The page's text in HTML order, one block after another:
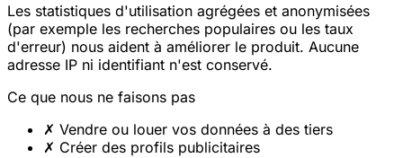
Les statistiques d'utilisation agrégées et anonymisées
(par exemple les recherches populaires ou les taux
d'erreur) nous aident à améliorer le produit. Aucune
adresse IP ni identifiant n'est conservé.
Ce que nous ne faisons pas
✗ Vendre ou louer vos données à des tiers
✗ Créer des profils publicitaires